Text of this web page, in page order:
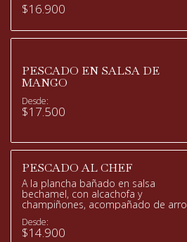
$16.900
PESCADO EN SALSA DE
MANGO
Desde:
$17.500
PESCADO AL CHEF
A la plancha bañado en salsa
bechamel, con alcachofa y
champiñones, acompañado de arroz
Desde:
$14.900